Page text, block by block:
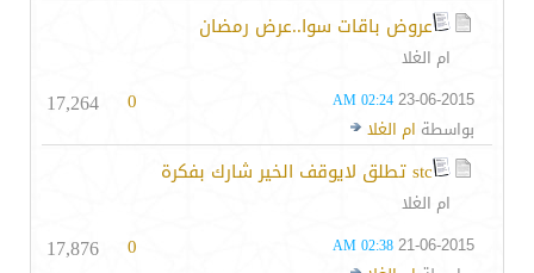
عروض باقات سوا..عرض رمضان
ام الغلا
23-06-2015
02:24 AM
بواسطة ام الغلا
0
17,264
stc تطلق لايوقف الخير شارك بفكرة
ام الغلا
21-06-2015
02:38 AM
0
17,876